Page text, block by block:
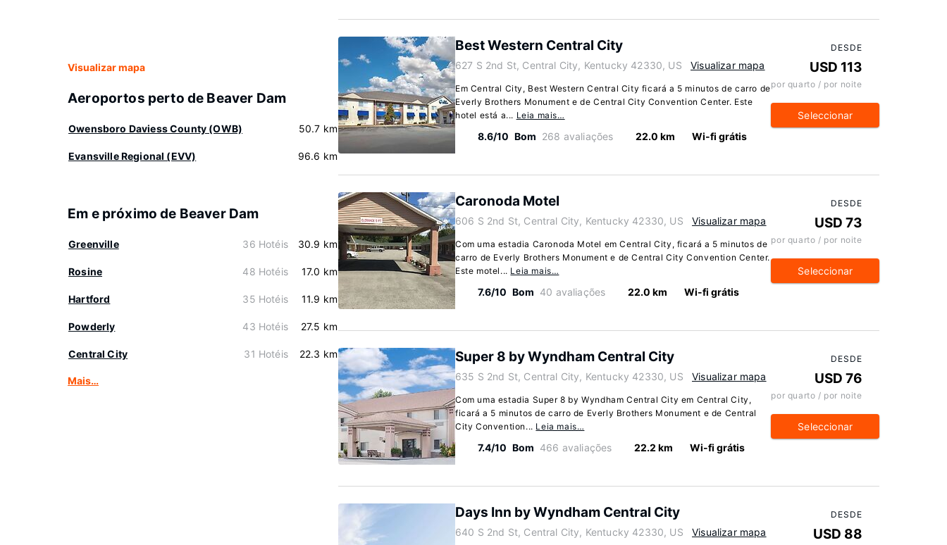
Visualizar mapa
Aeroportos perto de Beaver Dam
Owensboro Daviess County (OWB) 50.7 km
Evansville Regional (EVV) 96.6 km
Em e próximo de Beaver Dam
Greenville 36 Hotéis 30.9 km
Rosine 48 Hotéis 17.0 km
Hartford 35 Hotéis 11.9 km
Powderly 43 Hotéis 27.5 km
Central City 31 Hotéis 22.3 km
Mais…
Best Western Central City
627 S 2nd St, Central City, Kentucky 42330, US Visualizar mapa
Em Central City, Best Western Central City ficará a 5 minutos de carro de
Everly Brothers Monument e de Central City Convention Center. Este
hotel está a... Leia mais…
8.6/10 Bom 268 avaliações 22.0 km Wi-fi grátis
DESDE
USD 113
por quarto / por noite
Seleccionar
Caronoda Motel
606 S 2nd St, Central City, Kentucky 42330, US Visualizar mapa
Com uma estadia Caronoda Motel em Central City, ficará a 5 minutos de
carro de Everly Brothers Monument e de Central City Convention Center.
Este motel... Leia mais…
7.6/10 Bom 40 avaliações 22.0 km Wi-fi grátis
DESDE
USD 73
por quarto / por noite
Seleccionar
Super 8 by Wyndham Central City
635 S 2nd St, Central City, Kentucky 42330, US Visualizar mapa
Com uma estadia Super 8 by Wyndham Central City em Central City,
ficará a 5 minutos de carro de Everly Brothers Monument e de Central
City Convention... Leia mais…
7.4/10 Bom 466 avaliações 22.2 km Wi-fi grátis
DESDE
USD 76
por quarto / por noite
Seleccionar
Days Inn by Wyndham Central City
640 S 2nd St, Central City, Kentucky 42330, US Visualizar mapa
DESDE
USD 88